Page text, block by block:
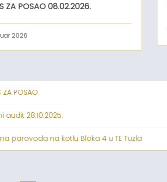
ZA POSAO 08.02.2026.
2026
ZA POSAO
audit 28.10.2025.
parovoda na kotlu Bloka 4 u TE Tuzla